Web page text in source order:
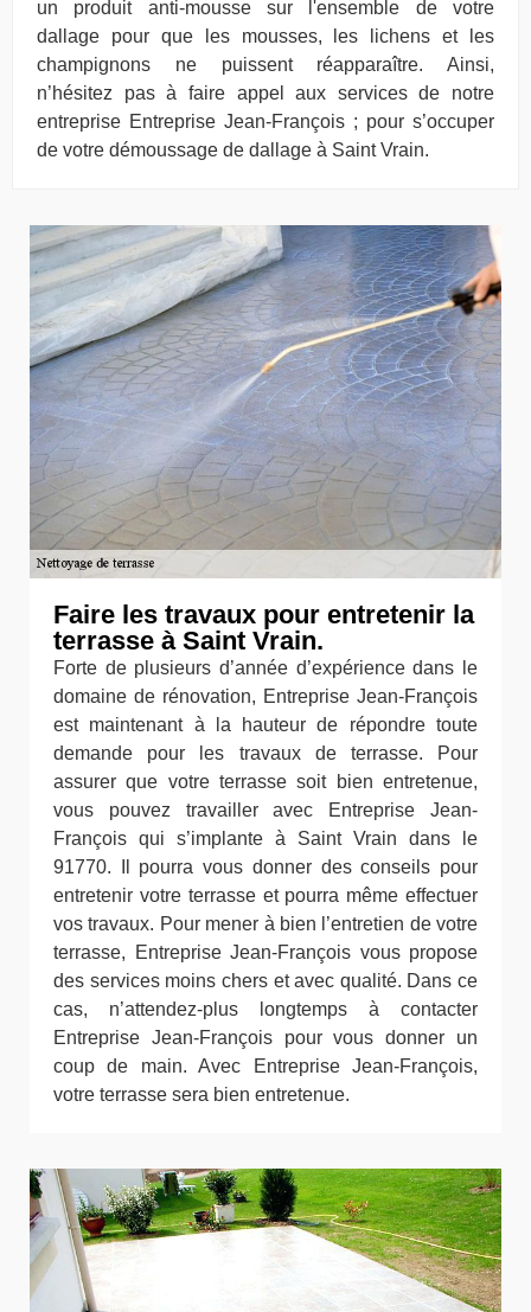
un produit anti-mousse sur l'ensemble de votre
dallage pour que les mousses, les lichens et les
champignons ne puissent réapparaître. Ainsi,
n’hésitez pas à faire appel aux services de notre
entreprise Entreprise Jean-François ; pour s’occuper
de votre démoussage de dallage à Saint Vrain.
Faire les travaux pour entretenir la
terrasse à Saint Vrain.
Forte de plusieurs d’année d’expérience dans le
domaine de rénovation, Entreprise Jean-François
est maintenant à la hauteur de répondre toute
demande pour les travaux de terrasse. Pour
assurer que votre terrasse soit bien entretenue,
vous pouvez travailler avec Entreprise Jean-
François qui s’implante à Saint Vrain dans le
91770. Il pourra vous donner des conseils pour
entretenir votre terrasse et pourra même effectuer
vos travaux. Pour mener à bien l’entretien de votre
terrasse, Entreprise Jean-François vous propose
des services moins chers et avec qualité. Dans ce
cas, n’attendez-plus longtemps à contacter
Entreprise Jean-François pour vous donner un
coup de main. Avec Entreprise Jean-François,
votre terrasse sera bien entretenue.